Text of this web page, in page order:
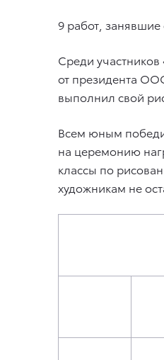
9 работ, занявшие
Среди
от президента
выполнил свой
Всем юным
на церемонию
классы по
художникам не